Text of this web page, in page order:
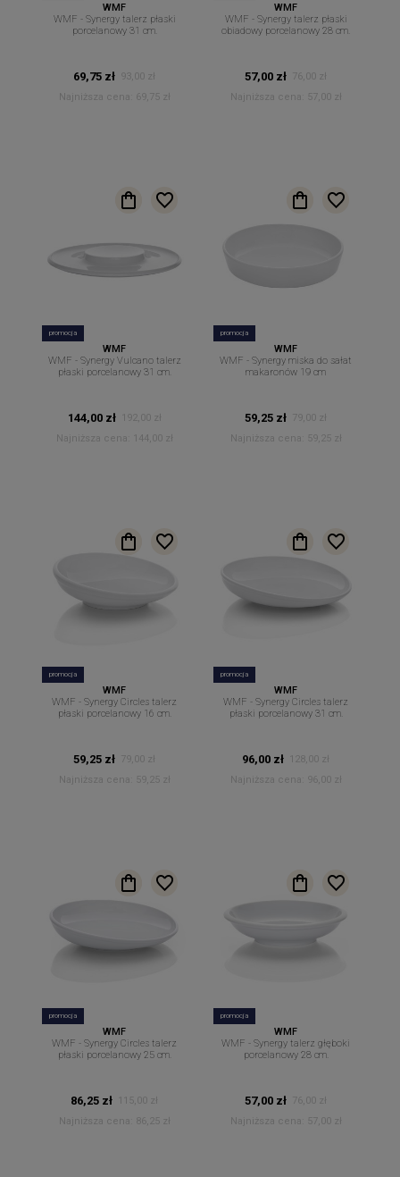
WMF
WMF - Synergy talerz płaski
porcelanowy 31 cm.
69,75 zł 93,00 zł
Najniższa cena:
69,75 zł
WMF
WMF - Synergy talerz płaski
obiadowy porcelanowy 28 cm.
57,00 zł
76,00 zł
Najniższa cena:
57,00 zł
promocja
WMF
WMF - Synergy Vulcano talerz
płaski porcelanowy 31 cm.
144,00 zł
192,00 zł
Najniższa cena:
144,00 zł
promocja
WMF
WMF - Synergy miska do sałat
makaronów 19 cm
59,25 zł
79,00 zł
Najniższa cena:
59,25 zł
promocja
WMF
WMF - Synergy Circles talerz
płaski porcelanowy 16 cm.
59,25 zł
79,00 zł
Najniższa cena:
59,25 zł
promocja
WMF
WMF - Synergy Circles talerz
płaski porcelanowy 31 cm.
96,00 zł
128,00 zł
Najniższa cena:
96,00 zł
promocja
WMF
WMF - Synergy Circles talerz
płaski porcelanowy 25 cm.
86,25 zł
115,00 zł
Najniższa cena:
86,25 zł
promocja
WMF
WMF - Synergy talerz głęboki
porcelanowy 28 cm.
57,00 zł
76,00 zł
Najniższa cena:
57,00 zł